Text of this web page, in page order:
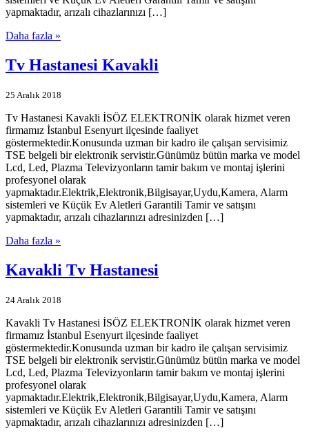
yapmaktadır, arızalı cihazlarınızı […]
Daha fazla »
Tv Hastanesi Kavakli
25 Aralık 2018
Tv Hastanesi Kavakli İSÖZ ELEKTRONİK olarak hizmet veren
firmamız İstanbul Esenyurt ilçesinde faaliyet
göstermektedir.Konusunda uzman bir kadro ile çalışan servisimiz
TSE belgeli bir elektronik servistir.Günümüz bütün marka ve model
Lcd, Led, Plazma Televizyonların tamir bakım ve montaj işlerini
profesyonel olarak
yapmaktadır.Elektrik,Elektronik,Bilgisayar,Uydu,Kamera, Alarm
sistemleri ve Küçük Ev Aletleri Garantili Tamir ve satışını
yapmaktadır, arızalı cihazlarınızı adresinizden […]
Daha fazla »
Kavakli Tv Hastanesi
24 Aralık 2018
Kavakli Tv Hastanesi İSÖZ ELEKTRONİK olarak hizmet veren
firmamız İstanbul Esenyurt ilçesinde faaliyet
göstermektedir.Konusunda uzman bir kadro ile çalışan servisimiz
TSE belgeli bir elektronik servistir.Günümüz bütün marka ve model
Lcd, Led, Plazma Televizyonların tamir bakım ve montaj işlerini
profesyonel olarak
yapmaktadır.Elektrik,Elektronik,Bilgisayar,Uydu,Kamera, Alarm
sistemleri ve Küçük Ev Aletleri Garantili Tamir ve satışını
yapmaktadır, arızalı cihazlarınızı adresinizden […]